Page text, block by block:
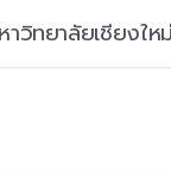
าวิทยาลัยเชียงใ